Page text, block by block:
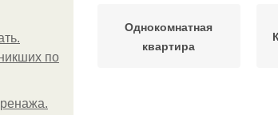
по
Однокомнатная
квартира